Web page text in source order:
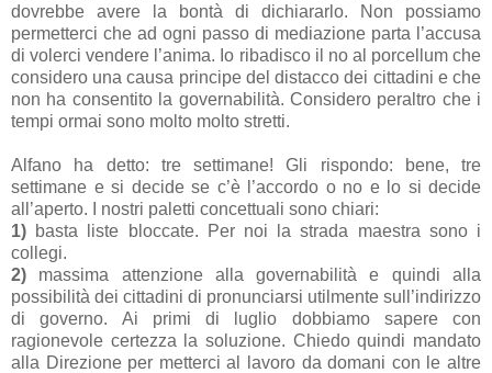
dovrebbe avere la bontà di dichiararlo. Non possiamo
permetterci che ad ogni passo di mediazione parta l’accusa
di volerci vendere l’anima. Io ribadisco il no al porcellum che
considero una causa principe del distacco dei cittadini e che
non ha consentito la governabilità. Considero peraltro che i
tempi ormai sono molto molto stretti.
Alfano ha detto: tre settimane! Gli rispondo: bene, tre
settimane e si decide se c’è l’accordo o no e lo si decide
all’aperto. I nostri paletti concettuali sono chiari:
1) basta liste bloccate. Per noi la strada maestra sono i
collegi.
2) massima attenzione alla governabilità e quindi alla
possibilità dei cittadini di pronunciarsi utilmente sull’indirizzo
di governo. Ai primi di luglio dobbiamo sapere con
ragionevole certezza la soluzione. Chiedo quindi mandato
alla Direzione per metterci al lavoro da domani con le altre